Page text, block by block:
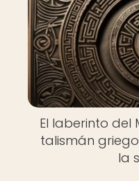
El laberinto del
talismán
la